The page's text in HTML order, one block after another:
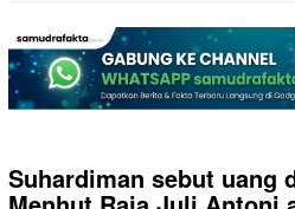
Suhardiman sebut uang